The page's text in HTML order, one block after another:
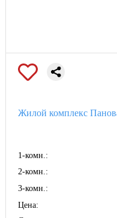
Жилой комплекс
1-комн.:
2-комн.:
3-комн.:
Цена: